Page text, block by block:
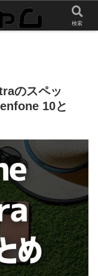
お届け
のスペッ
10と
検索